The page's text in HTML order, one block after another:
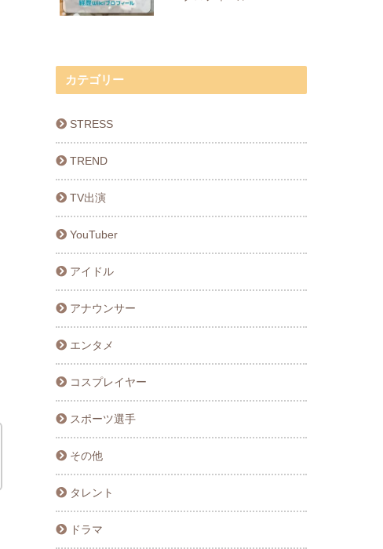
カテゴリー
STRESS
TREND
TV出演
YouTuber
アイドル
アナウンサー
エンタメ
コスプレイヤー
スポーツ選手
その他
タレント
ドラマ